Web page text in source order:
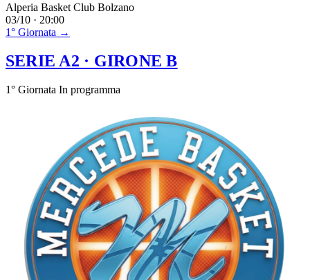
Alperia Basket Club Bolzano
03/10 · 20:00
1° Giornata →
SERIE A2 · GIRONE B
1° Giornata In programma